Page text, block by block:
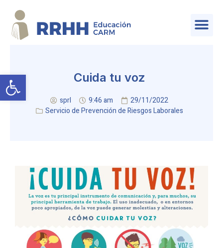
Abrir barra de herramientas
Cuida tu voz
sprl 9:46 am
29/11/2022
Servicio de Prevención de Riesgos Laborales